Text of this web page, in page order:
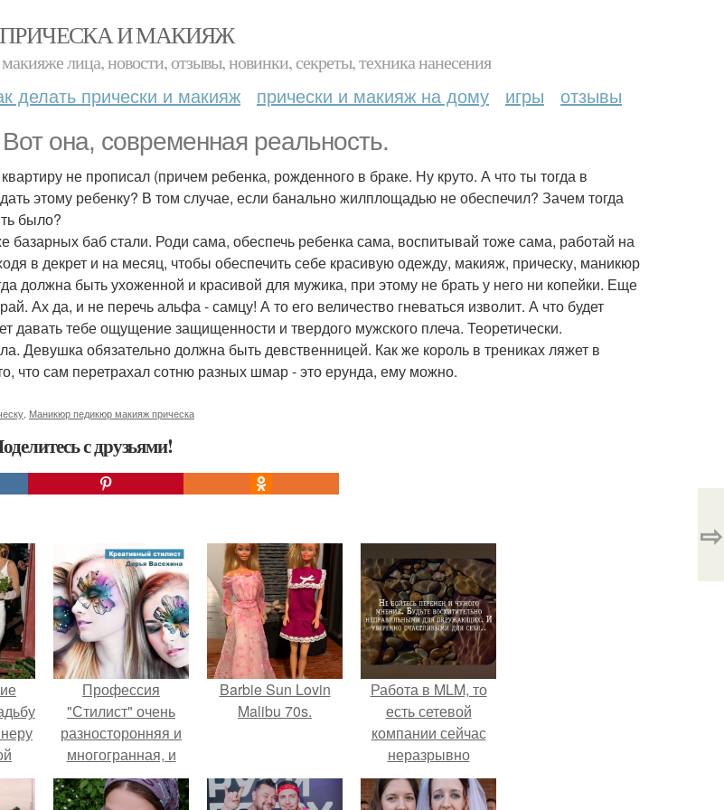
ПРИЧЕСКА И МАКИЯЖ
лица, новости, отзывы, новинки, секреты, техника нанесения
делать прически и макияж прически и макияж на дому игры отзывы
она, современная реальность.
не прописал (причем ребенка, рожденного в браке. Ну круто. А что ты тогда в
этому ребенку? В том случае, если банально жилплощадью не обеспечил? Зачем тогда
было?
базарных баб стали. Роди сама, обеспечь ребенка сама, воспитывай тоже сама, работай на
в декрет и на месяц, чтобы обеспечить себе красивую одежду, макияж, прическу, маникюр
должна быть ухоженной и красивой для мужика, при этому не брать у него ни копейки. Еще
Ах да, и не перечь альфа - самцу! А то его величество гневаться изволит. А что будет
давать тебе ощущение защищенности и твердого мужского плеча. Теоретически.
Девушка обязательно должна быть девственницей. Как же король в трениках ляжет в
что сам перетрахал сотню разных шмар - это ерунда, ему можно.
Маникюр педикюр макияж прическа
с друзьями!
⇨
Профессия
"Стилист" очень
разносторонняя и
многогранная, и
очень творческая!
Barbie Sun Lovin
Malibu 70s.
Работа в MLM, то
есть сетевой
компании сейчас
неразрывно
связана с создание
своего контента,